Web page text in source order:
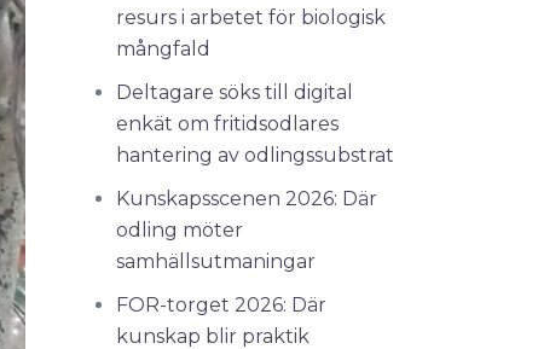
resurs i arbetet för biologisk
mångfald
Deltagare söks till digital
enkät om fritidsodlares
hantering av odlingssubstrat
Kunskapsscenen 2026: Där
odling möter
samhällsutmaningar
FOR-torget 2026: Där
kunskap blir praktik